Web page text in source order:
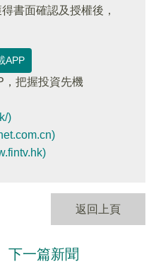
得書面確認及授權後，
APP
，把握投資先機
)
返回上頁
下一篇新聞